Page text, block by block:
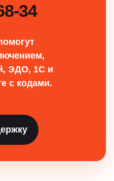
34
ЭДО, 1С и
с кодами.